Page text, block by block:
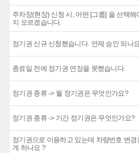
주차장(현장) 신청 시, 어떤 [그룹] 을 선택해
지 모르겠습니다.
정기권 신규 신청했습니다. 언제 승인 되나
종료일 전에 정기권 연장을 못했습니다.
정기권 종류 -> 월 정기권은 무엇인가요?
정기권 종류 -> 기간 정기권은 무엇인가요?
정기권으로 이용하고 있는데 차량번호 변경
게 하나요 ?